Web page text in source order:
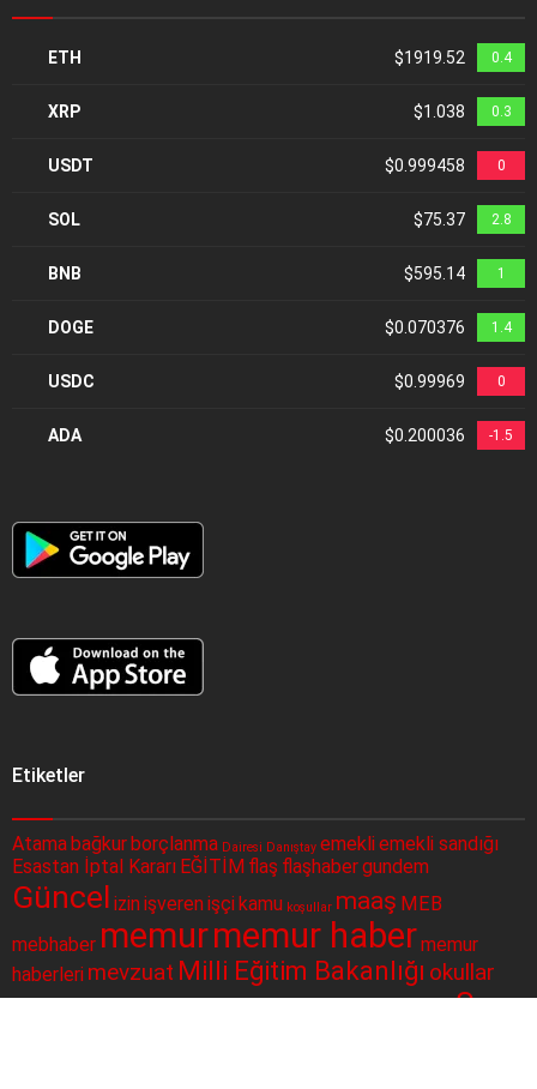
ETH $1919.52 0.4
XRP $1.038 0.3
USDT $0.999458 0
SOL $75.37 2.8
BNB $595.14 1
DOGE $0.070376 1.4
USDC $0.99969 0
ADA $0.200036 -1.5
Etiketler
Atamabağkurborçlanma Dairesi Danıştay emekliemekli sandığı
Esastan İptal Kararı EĞİTİM flaş flaşhabergundem
Güncel izin işveren işçikamu koşullar maaş MEB
mebhaber memurmemur habermemur
haberleri mevzuat Milli Eğitim Bakanlığı okullar
Son